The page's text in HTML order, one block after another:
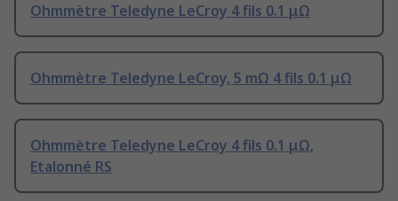
Ohmmètre Teledyne LeCroy 4 fils 0.1 μΩ
Ohmmètre Teledyne LeCroy, 5 mΩ 4 fils 0.1 μΩ
Ohmmètre Teledyne LeCroy 4 fils 0.1 μΩ,
Etalonné RS